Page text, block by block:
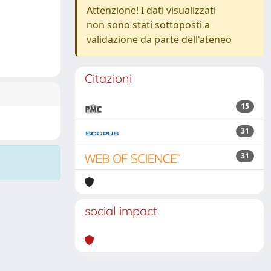
Attenzione! I dati visualizzati
non sono stati sottoposti a
validazione da parte dell'ateneo
Citazioni
15
31
31
social impact